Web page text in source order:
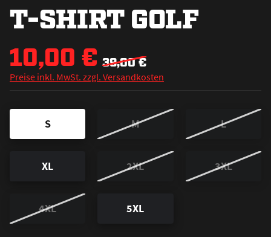
T-SHIRT GOLF
10,00 € 39,00 €
Preise inkl. MwSt. zzgl. Versandkosten
S M L
XL 2XL 3XL
4XL 5XL